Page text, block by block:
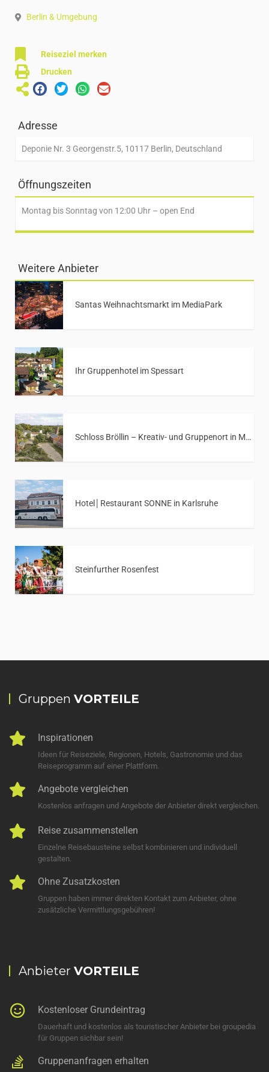
Berlin & Umgebung
Reiseziel merken
Drucken
Adresse
Deponie Nr. 3 Georgenstr.5, 10117 Berlin, Deutschland
Öffnungszeiten
Montag bis Sonntag von 12:00 Uhr – open End
Weitere Anbieter
Santas Weihnachtsmarkt im MediaPark
Ihr Gruppenhotel im Spessart
Schloss Bröllin – Kreativ- und Gruppenort in Mecklenburg-Vorpommern
Hotel│Restaurant SONNE in Karlsruhe
Steinfurther Rosenfest
Gruppen VORTEILE
Inspirationen
Ideen für Reiseziele, Regionen, Hotels, Gastronomie und das
Reiseprogramm auf einer Plattform.
Angebote vergleichen
Kostenlos anfragen und Angebote der Anbieter direkt vergleichen.
Reise zusammenstellen
Einzelne Reisebausteine selbst kombinieren und individuell
gestalten.
Ohne Zusatzkosten
Gruppen haben immer direkten Kontakt zum Anbieter, ohne
zusätzliche Vermittlungsgebühren!
Anbieter VORTEILE
Kostenloser Grundeintrag
Dauerhaft und kostenlos als touristischer Anbieter bei groupedia
für Gruppen sichbar sein!
Gruppenanfragen erhalten